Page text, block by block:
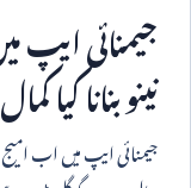
جیمنائی ایپ
نینو بنانا کیا
جیمنائی ایپ میں اب امیج